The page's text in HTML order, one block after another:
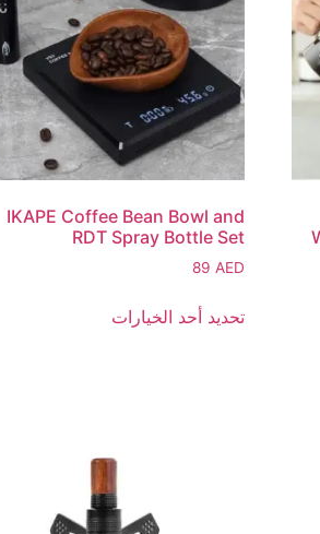
IKAPE Coffee Bean Bowl and
RDT Spray Bottle Set
89 AED
تحديد أحد الخيارات